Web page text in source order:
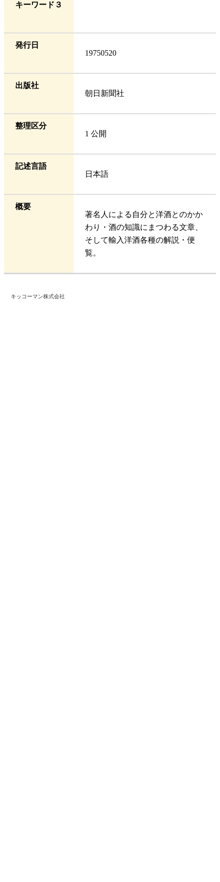
キーワード３
発行日
19750520
出版社
朝日新聞社
整理区分
1 公開
記述言語
日本語
概要
著名人による自分と洋酒とのかか
わり・酒の知識にまつわる文章、
そして輸入洋酒各種の解説・便
覧。
キッコーマン株式会社